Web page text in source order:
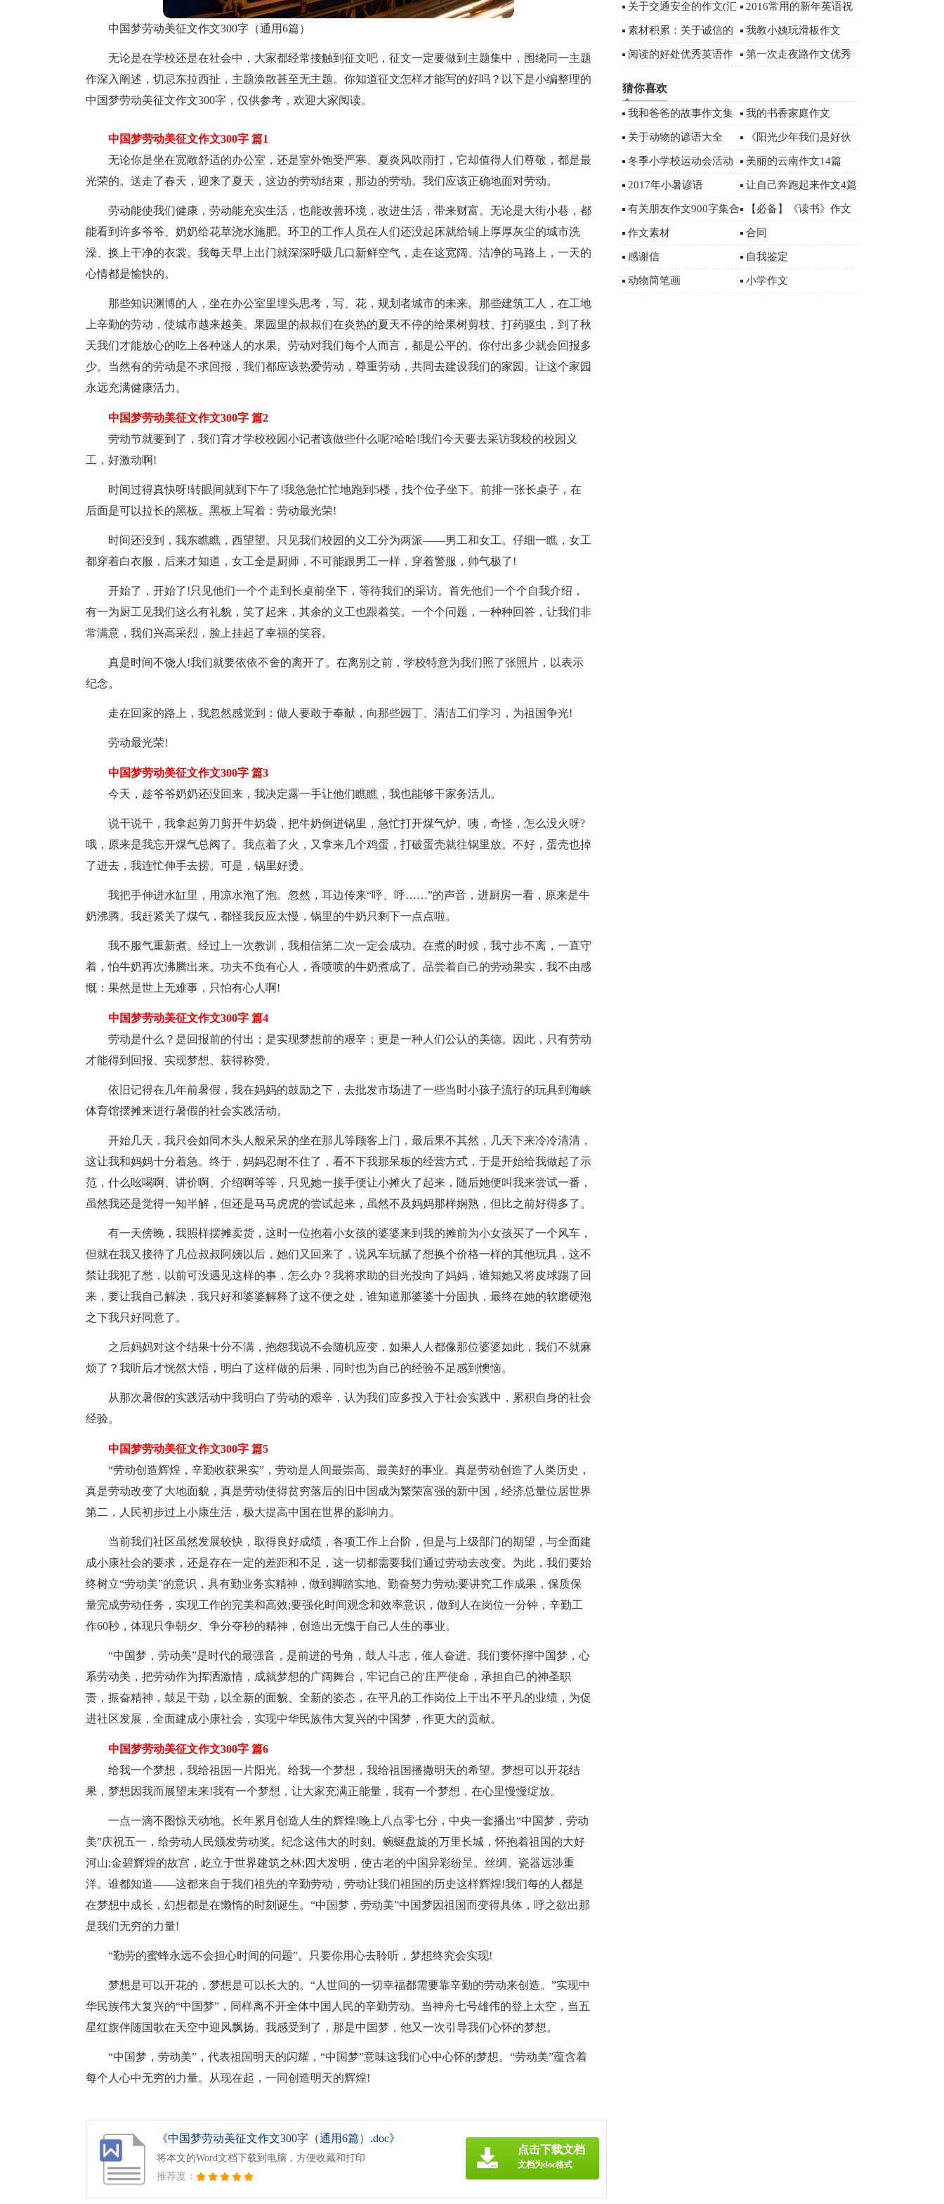
中国梦劳动美征文作文300字（通用6篇）
无论是在学校还是在社会中，大家都经常接触到征文吧，征文一定要做到主题集中，围绕同一主题
作深入阐述，切忌东拉西扯，主题涣散甚至无主题。你知道征文怎样才能写的好吗？以下是小编整理的
中国梦劳动美征文作文300字，仅供参考，欢迎大家阅读。
中国梦劳动美征文作文300字 篇1
无论你是坐在宽敞舒适的办公室，还是室外饱受严寒、夏炎风吹雨打，它却值得人们尊敬，都是最
光荣的。送走了春天，迎来了夏天，这边的劳动结束，那边的劳动。我们应该正确地面对劳动。
劳动能使我们健康，劳动能充实生活，也能改善环境，改进生活，带来财富。无论是大街小巷，都
能看到许多爷爷、奶奶给花草浇水施肥。环卫的工作人员在人们还没起床就给铺上厚厚灰尘的城市洗
澡、换上干净的衣裳。我每天早上出门就深深呼吸几口新鲜空气，走在这宽阔、洁净的马路上，一天的
心情都是愉快的。
那些知识渊博的人，坐在办公室里埋头思考，写、花，规划者城市的未来。那些建筑工人，在工地
上辛勤的劳动，使城市越来越美。果园里的叔叔们在炎热的夏天不停的给果树剪枝、打药驱虫，到了秋
天我们才能放心的吃上各种迷人的水果。劳动对我们每个人而言，都是公平的。你付出多少就会回报多
少。当然有的劳动是不求回报，我们都应该热爱劳动，尊重劳动，共同去建设我们的家园。让这个家园
永远充满健康活力。
中国梦劳动美征文作文300字 篇2
劳动节就要到了，我们育才学校校园小记者该做些什么呢?哈哈!我们今天要去采访我校的校园义
工，好激动啊!
时间过得真快呀!转眼间就到下午了!我急急忙忙地跑到5楼，找个位子坐下。前排一张长桌子，在
后面是可以拉长的黑板。黑板上写着：劳动最光荣!
时间还没到，我东瞧瞧，西望望。只见我们校园的义工分为两派——男工和女工。仔细一瞧，女工
都穿着白衣服，后来才知道，女工全是厨师，不可能跟男工一样，穿着警服，帅气极了!
开始了，开始了!只见他们一个个走到长桌前坐下，等待我们的采访。首先他们一个个自我介绍，
有一为厨工见我们这么有礼貌，笑了起来，其余的义工也跟着笑。一个个问题，一种种回答，让我们非
常满意，我们兴高采烈，脸上挂起了幸福的笑容。
真是时间不饶人!我们就要依依不舍的离开了。在离别之前，学校特意为我们照了张照片，以表示
纪念。
走在回家的路上，我忽然感觉到：做人要敢于奉献，向那些园丁、清洁工们学习，为祖国争光!
劳动最光荣!
中国梦劳动美征文作文300字 篇3
今天，趁爷爷奶奶还没回来，我决定露一手让他们瞧瞧，我也能够干家务活儿。
说干说干，我拿起剪刀剪开牛奶袋，把牛奶倒进锅里，急忙打开煤气炉。咦，奇怪，怎么没火呀?
哦，原来是我忘开煤气总阀了。我点着了火，又拿来几个鸡蛋，打破蛋壳就往锅里放。不好，蛋壳也掉
了进去，我连忙伸手去捞。可是，锅里好烫。
我把手伸进水缸里，用凉水泡了泡。忽然，耳边传来“呼、呼……”的声音，进厨房一看，原来是牛
奶沸腾。我赶紧关了煤气，都怪我反应太慢，锅里的牛奶只剩下一点点啦。
我不服气重新煮。经过上一次教训，我相信第二次一定会成功。在煮的时候，我寸步不离，一直守
着，怕牛奶再次沸腾出来。功夫不负有心人，香喷喷的牛奶煮成了。品尝着自己的劳动果实，我不由感
慨：果然是世上无难事，只怕有心人啊!
中国梦劳动美征文作文300字 篇4
劳动是什么？是回报前的付出；是实现梦想前的艰辛；更是一种人们公认的美德。因此，只有劳动
才能得到回报、实现梦想、获得称赞。
依旧记得在几年前暑假，我在妈妈的鼓励之下，去批发市场进了一些当时小孩子流行的玩具到海峡
体育馆摆摊来进行暑假的社会实践活动。
开始几天，我只会如同木头人般呆呆的坐在那儿等顾客上门，最后果不其然，几天下来冷冷清清，
这让我和妈妈十分着急。终于，妈妈忍耐不住了，看不下我那呆板的经营方式，于是开始给我做起了示
范，什么吆喝啊、讲价啊、介绍啊等等，只见她一接手便让小摊火了起来，随后她便叫我来尝试一番，
虽然我还是觉得一知半解，但还是马马虎虎的尝试起来，虽然不及妈妈那样娴熟，但比之前好得多了。
有一天傍晚，我照样摆摊卖货，这时一位抱着小女孩的婆婆来到我的摊前为小女孩买了一个风车，
但就在我又接待了几位叔叔阿姨以后，她们又回来了，说风车玩腻了想换个价格一样的其他玩具，这不
禁让我犯了愁，以前可没遇见这样的事，怎么办？我将求助的目光投向了妈妈，谁知她又将皮球踢了回
来，要让我自己解决，我只好和婆婆解释了这不便之处，谁知道那婆婆十分固执，最终在她的软磨硬泡
之下我只好同意了。
之后妈妈对这个结果十分不满，抱怨我说不会随机应变，如果人人都像那位婆婆如此，我们不就麻
烦了？我听后才恍然大悟，明白了这样做的后果，同时也为自己的经验不足感到懊恼。
从那次暑假的实践活动中我明白了劳动的艰辛，认为我们应多投入于社会实践中，累积自身的社会
经验。
中国梦劳动美征文作文300字 篇5
“劳动创造辉煌，辛勤收获果实”，劳动是人间最崇高、最美好的事业。真是劳动创造了人类历史，
真是劳动改变了大地面貌，真是劳动使得贫穷落后的旧中国成为繁荣富强的新中国，经济总量位居世界
第二，人民初步过上小康生活，极大提高中国在世界的影响力。
当前我们社区虽然发展较快，取得良好成绩，各项工作上台阶，但是与上级部门的期望，与全面建
成小康社会的要求，还是存在一定的差距和不足，这一切都需要我们通过劳动去改变。为此，我们要始
终树立“劳动美”的意识，具有勤业务实精神，做到脚踏实地、勤奋努力劳动;要讲究工作成果，保质保
量完成劳动任务，实现工作的完美和高效;要强化时间观念和效率意识，做到人在岗位一分钟，辛勤工
作60秒，体现只争朝夕、争分夺秒的精神，创造出无愧于自己人生的事业。
“中国梦，劳动美”是时代的最强音，是前进的号角，鼓人斗志，催人奋进。我们要怀撺中国梦，心
系劳动美，把劳动作为挥洒激情，成就梦想的广阔舞台，牢记自己的'庄严使命，承担自己的神圣职
责，振奋精神，鼓足干劲，以全新的面貌、全新的姿态，在平凡的工作岗位上干出不平凡的业绩，为促
进社区发展，全面建成小康社会，实现中华民族伟大复兴的中国梦，作更大的贡献。
中国梦劳动美征文作文300字 篇6
给我一个梦想，我给祖国一片阳光。给我一个梦想，我给祖国播撒明天的希望。梦想可以开花结
果，梦想因我而展望未来!我有一个梦想，让大家充满正能量，我有一个梦想，在心里慢慢绽放。
一点一滴不图惊天动地。长年累月创造人生的辉煌!晚上八点零七分，中央一套播出“中国梦，劳动
美”庆祝五一，给劳动人民颁发劳动奖。纪念这伟大的时刻。蜿蜒盘旋的万里长城，怀抱着祖国的大好
河山;金碧辉煌的故宫，屹立于世界建筑之林;四大发明，使古老的中国异彩纷呈。丝绸、瓷器远涉重
洋。谁都知道——这都来自于我们祖先的辛勤劳动，劳动让我们祖国的历史这样辉煌!我们每的人都是
在梦想中成长，幻想都是在懒惰的时刻诞生。“中国梦，劳动美”中国梦因祖国而变得具体，呼之欲出那
是我们无穷的力量!
“勤劳的蜜蜂永远不会担心时间的问题”。只要你用心去聆听，梦想终究会实现!
梦想是可以开花的，梦想是可以长大的。“人世间的一切幸福都需要靠辛勤的劳动来创造。”实现中
华民族伟大复兴的“中国梦”，同样离不开全体中国人民的辛勤劳动。当神舟七号雄伟的登上太空，当五
星红旗伴随国歌在天空中迎风飘扬。我感受到了，那是中国梦，他又一次引导我们心怀的梦想。
“中国梦，劳动美”，代表祖国明天的闪耀，“中国梦”意味这我们心中心怀的梦想。“劳动美”蕴含着
每个人心中无穷的力量。从现在起，一同创造明天的辉煌!
《中国梦劳动美征文作文300字（通用6篇）.doc》
将本文的Word文档下载到电脑，方便收藏和打印
推荐度：
点击下载文档
文档为doc格式
字关于交通安全的作文(汇
编15篇)
2016常用的新年英语祝
福语（附中文）
素材积累：关于诚信的
经典名言
我教小姨玩滑板作文
阅读的好处优秀英语作 第一次走夜路作文优秀
猜你喜欢
我和爸爸的故事作文集
锦15篇
我的书香家庭作文
关于动物的谚语大全 《阳光少年我们是好伙
伴》优秀作文
冬季小学校运动会活动
总结范文（通用5篇）
美丽的云南作文14篇
2017年小暑谚语 让自己奔跑起来作文4篇
有关朋友作文900字集合
五篇
【必备】《读书》作文
500字汇编五篇
作文素材 合同
感谢信 自我鉴定
动物简笔画 小学作文